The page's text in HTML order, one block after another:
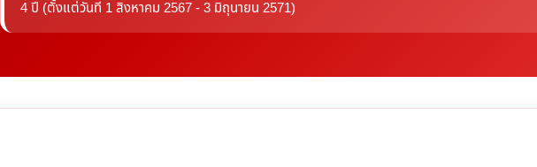
4 ปี (ตั้งแต่วันที่ 1 สิงหาคม 2567 - 3 มิถุนายน 2571)